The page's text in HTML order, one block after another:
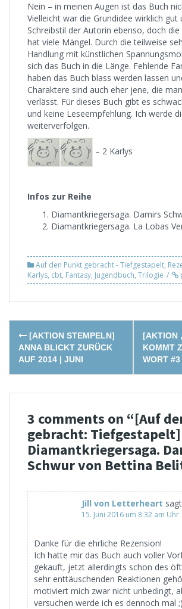
Nein – in meinen Augen ist das Buch
Vielleicht war die Grundidee wirklich gut
Schreibstil der Autorin ebenso, doch
hat viele Mängel. Durch die teilweise
Handlung mit künstlichen
sich das Buch in die Länge. Fehlende
haben das Buch blass werden lassen
Charaktere sind auch eher jene, die
verlässt. Für dieses Buch gibt es
und keine Leseempfehlung. Ich werde
weiterverfolgen.
– 2 Karlys
Infos zur Reihe
Diamantkriegersaga. Damirs
Diamantkriegersaga. La Lobas
Auf den Punkt gebracht - Tiefgestapelt,
Karlys, cbt, Fantasy, Jugendbuch, Trilogie
Post
navigation
[AKTION STEMPELN]
ANNA BLICKT ZURÜCK
AUF 2014 | JUNI
[AKTION
KOMMT
WORT #3
3 comments on “[Auf
gebracht: Tiefgestapelt]
Diamantkriegersaga.
Schwur von Bettina
Jill von Letterheart
15. Juni 2016 um 8:32 am Uhr
Danke für die ehrliche Rezension!
Ich hatte mir das Buch auch voller
gekauft, jetzt allerdingts schon des
sehr enttäuschenden Reaktionen
motiviert mich zwar nicht unbedingt,
versuchen werde ich es dennoch mal ;)